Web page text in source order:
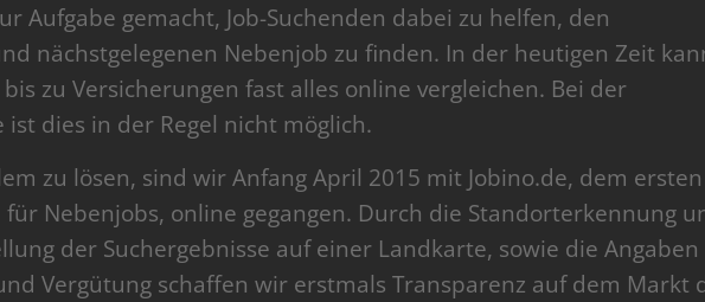
Aufgabe gemacht, Job-Suchenden dabei zu helfen, den
nächstgelegenen Nebenjob zu finden. In der heutigen Zeit
zu Versicherungen fast alles online vergleichen. Bei der
ist dies in der Regel nicht möglich.
zu lösen, sind wir Anfang April 2015 mit Jobino.de, dem ersten
Nebenjobs, online gegangen. Durch die Standorterkennung
der Suchergebnisse auf einer Landkarte, sowie die Angaben
Vergütung schaffen wir erstmals Transparenz auf dem Markt